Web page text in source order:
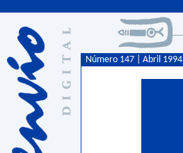
Número 147 | Abril 1994